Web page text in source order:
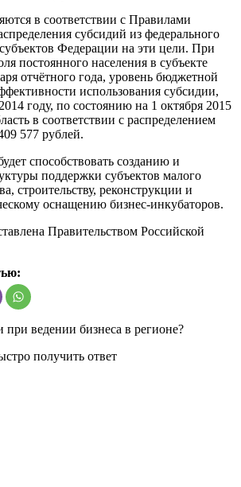
в соответствии с Правилами
субсидий из федерального
Федерации на эти цели. При
постоянного населения в субъекте
отчётного года, уровень бюджетной
использования субсидии,
году, по состоянию на 1 октября 2015
в соответствии с распределением
577 рублей.
способствовать созданию и
поддержки субъектов малого
строительству, реконструкции и
оснащению бизнес-инкубаторов.
Правительством Российской
при ведении бизнеса в регионе?
получить ответ